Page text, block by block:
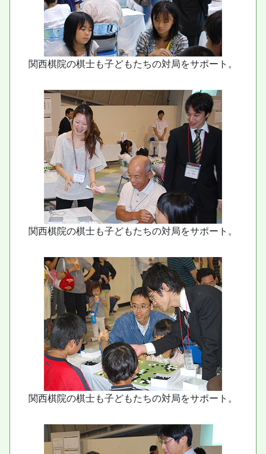
関西棋院の棋士も子どもたちの対局をサポート。
関西棋院の棋士も子どもたちの対局をサポート。
関西棋院の棋士も子どもたちの対局をサポート。